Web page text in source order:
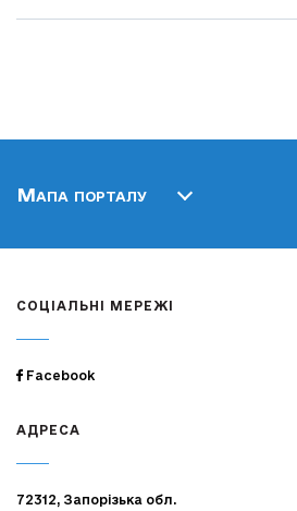
Мапа порталу
СОЦІАЛЬНІ МЕРЕЖІ
Facebook
АДРЕСА
72312, Запорізька обл.